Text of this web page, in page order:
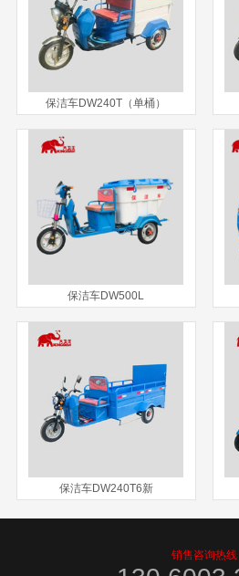
保洁车DW240T（单桶）
保洁车DW500L
保洁车DW240T6新
销售咨询热线